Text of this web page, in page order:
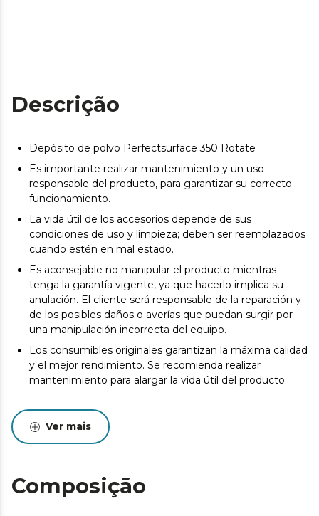
Descrição
Depósito de polvo Perfectsurface 350 Rotate
Es importante realizar mantenimiento y un uso
responsable del producto, para garantizar su correcto
funcionamiento.
La vida útil de los accesorios depende de sus
condiciones de uso y limpieza; deben ser reemplazados
cuando estén en mal estado.
Es aconsejable no manipular el producto mientras
tenga la garantía vigente, ya que hacerlo implica su
anulación. El cliente será responsable de la reparación y
de los posibles daños o averías que puedan surgir por
una manipulación incorrecta del equipo.
Los consumibles originales garantizan la máxima calidad
y el mejor rendimiento. Se recomienda realizar
mantenimiento para alargar la vida útil del producto.
Ver mais
Composição